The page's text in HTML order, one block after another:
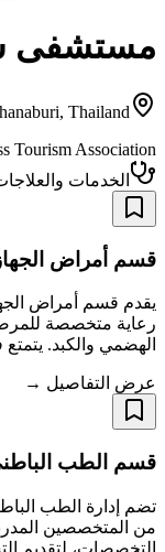
مستشفى
, Thailand
Tourism Association
الخدمات
قسم أمراض
يقدم قسم أمراض
رعاية متخصصة
الهضمي والكبد. يتمتع
عرض التفاصيل →
قسم الطب
تضم إدارة الطب
من المتخصصين
التخصصات، لتقديم